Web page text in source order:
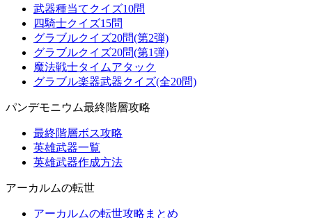
武器種当てクイズ10問
四騎士クイズ15問
グラブルクイズ20問(第2弾)
グラブルクイズ20問(第1弾)
魔法戦士タイムアタック
グラブル楽器武器クイズ(全20問)
パンデモニウム最終階層攻略
最終階層ボス攻略
英雄武器一覧
英雄武器作成方法
アーカルムの転世
アーカルムの転世攻略まとめ